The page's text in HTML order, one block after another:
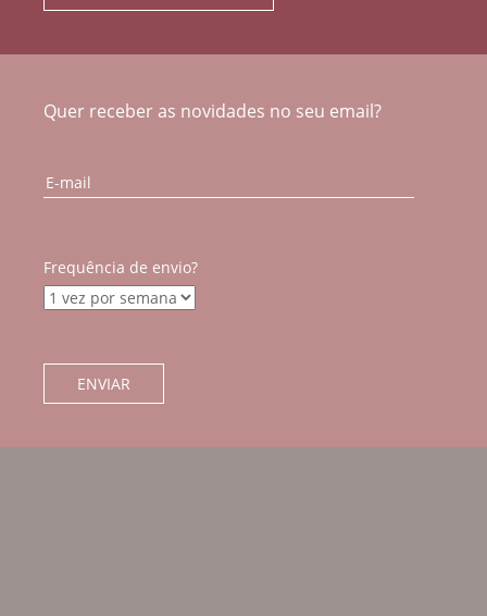
Quer receber as novidades no seu email?
Frequência de envio?